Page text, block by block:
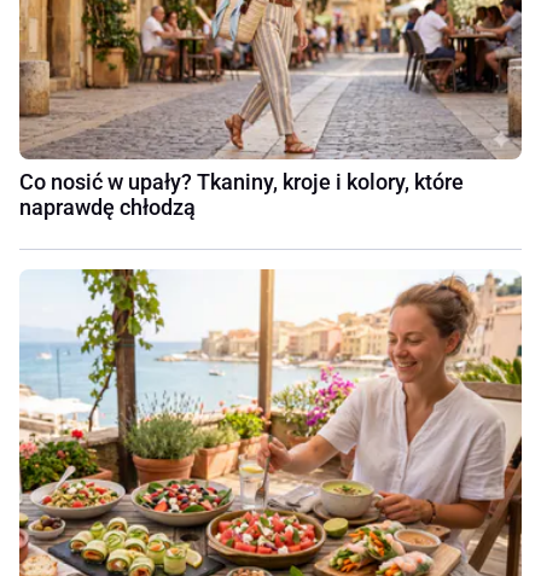
Co nosić w upały? Tkaniny, kroje i kolory, które
naprawdę chłodzą